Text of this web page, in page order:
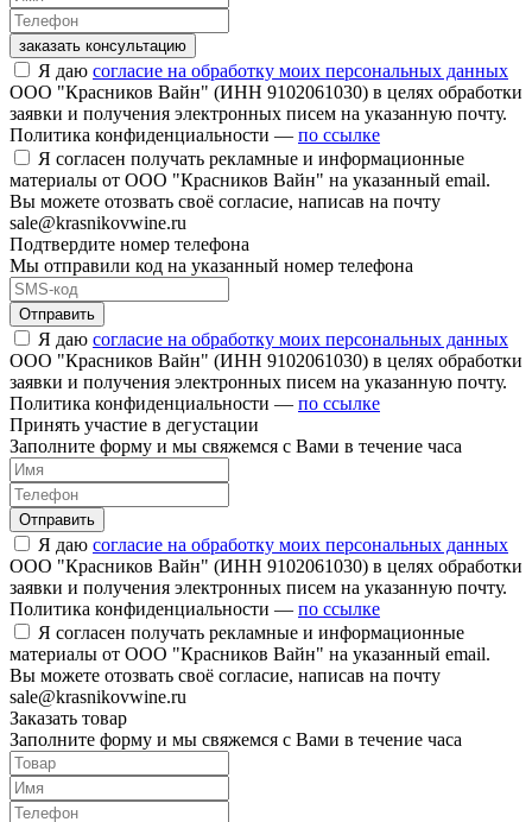
заказать консультацию
Я даю согласие на обработку моих персональных данных
ООО "Красников Вайн" (ИНН 9102061030) в целях обработки
заявки и получения электронных писем на указанную почту.
Политика конфиденциальности — по ссылке
Я согласен получать рекламные и информационные
материалы от ООО "Красников Вайн" на указанный email.
Вы можете отозвать своё согласие, написав на почту
sale@krasnikovwine.ru
Подтвердите номер телефона
Мы отправили код на указанный номер телефона
Отправить
Я даю согласие на обработку моих персональных данных
ООО "Красников Вайн" (ИНН 9102061030) в целях обработки
заявки и получения электронных писем на указанную почту.
Политика конфиденциальности — по ссылке
Принять участие в дегустации
Заполните форму и мы свяжемся с Вами в течение часа
Отправить
Я даю согласие на обработку моих персональных данных
ООО "Красников Вайн" (ИНН 9102061030) в целях обработки
заявки и получения электронных писем на указанную почту.
Политика конфиденциальности — по ссылке
Я согласен получать рекламные и информационные
материалы от ООО "Красников Вайн" на указанный email.
Вы можете отозвать своё согласие, написав на почту
sale@krasnikovwine.ru
Заказать товар
Заполните форму и мы свяжемся с Вами в течение часа